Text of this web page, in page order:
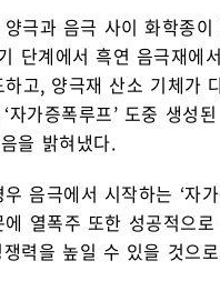
극과 음극 사이 화학종
단계에서 흑연 음극재에
고, 양극재 산소 기체가
가증폭루프’ 도중 생성
을 밝혀냈다.
음극에서 시작하는 ‘자가
열폭주 또한 성공적으로
력을 높일 수 있을 것으